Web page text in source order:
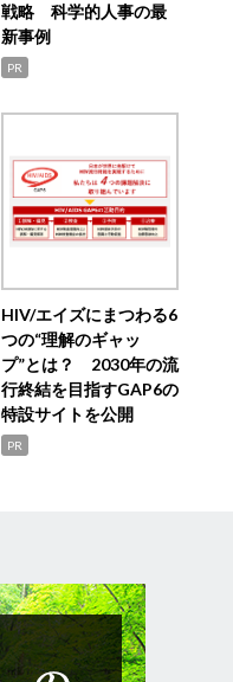
戦略 科学的人事の最
新事例
PR
HIV/エイズにまつわる6
つの“理解のギャッ
プ”とは？ 2030年の流
行終結を目指すGAP6の
特設サイトを公開
PR